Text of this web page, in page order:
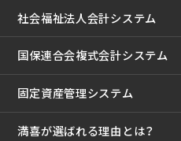
社会福祉法人会計システム
国保連合会複式会計システム
固定資産管理システム
満喜が選ばれる理由とは？